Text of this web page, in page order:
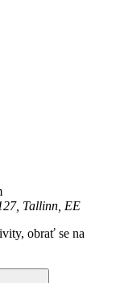
Tallinn, EE
obrať se na